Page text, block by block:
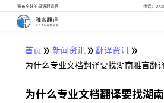
遍布全球的母语翻译官 电话：
首页 » 新闻资讯» 翻译资讯 »
为什么专业文档翻译要找湖南雅言翻
为什么专业文档翻译要找湖